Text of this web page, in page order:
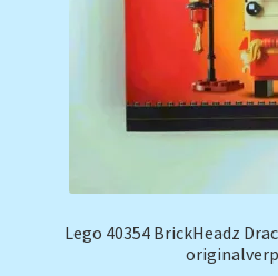
Lego 40354 BrickHeadz